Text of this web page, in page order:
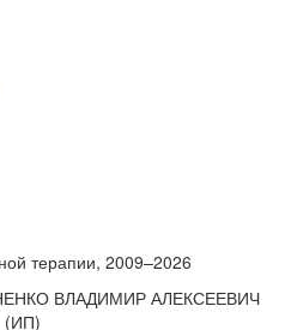
терапии, 2009–2026
ВЛАДИМИР АЛЕКСЕЕВИЧ
(ИП)